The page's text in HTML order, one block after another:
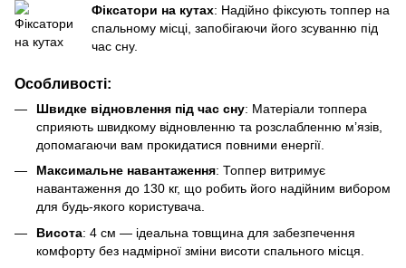
Фіксатори на кутах: Надійно фіксують топпер на
спальному місці, запобігаючи його зсуванню під
час сну.
Особливості:
Швидке відновлення під час сну: Матеріали топпера
сприяють швидкому відновленню та розслабленню м’язів,
допомагаючи вам прокидатися повними енергії.
Максимальне навантаження: Топпер витримує
навантаження до 130 кг, що робить його надійним вибором
для будь-якого користувача.
Висота: 4 см — ідеальна товщина для забезпечення
комфорту без надмірної зміни висоти спального місця.